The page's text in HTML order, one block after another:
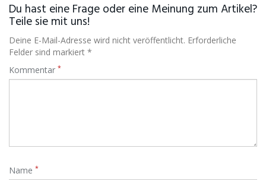
Du hast eine Frage oder eine Meinung zum Artikel?
Teile sie mit uns!
Deine E-Mail-Adresse wird nicht veröffentlicht. Erforderliche
Felder sind markiert *
Kommentar *
Name *